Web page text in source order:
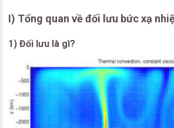
I) Tổng quan về đối lưu bức xạ
1) Đối lưu là gì?